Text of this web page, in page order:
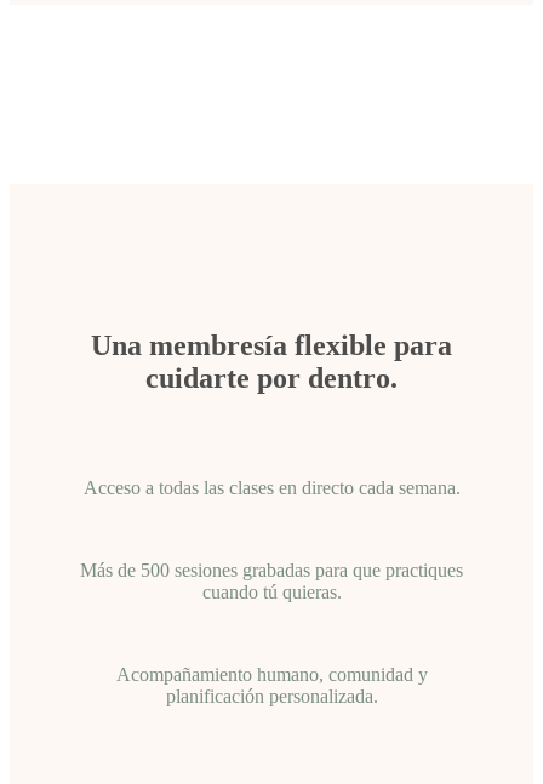
Una membresía flexible para
cuidarte por dentro.
Acceso a todas las clases en directo cada semana.
Más de 500 sesiones grabadas para que practiques
cuando tú quieras.
Acompañamiento humano, comunidad y
planificación personalizada.